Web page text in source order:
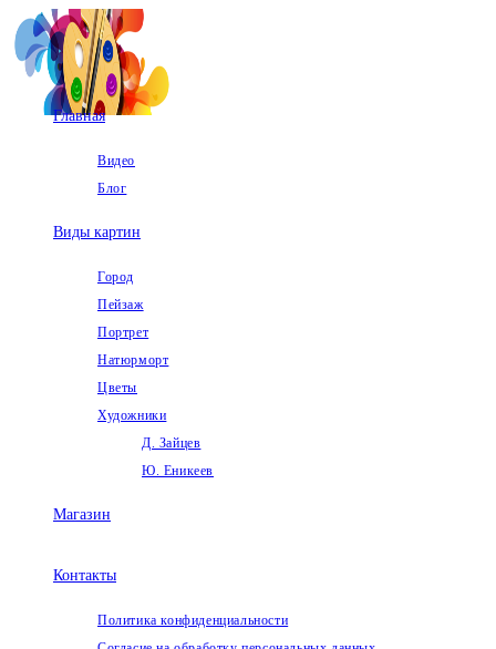
Перейти
к
содержимому
Главная
Видео
Блог
Виды картин
Город
Пейзаж
Портрет
Натюрморт
Цветы
Художники
Д. Зайцев
Ю. Еникеев
Магазин
Контакты
Политика конфиденциальности